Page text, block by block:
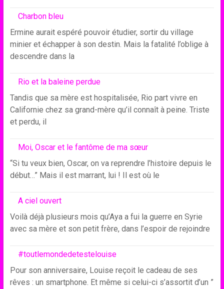
Charbon bleu
Ermine aurait espéré pouvoir étudier, sortir du village
minier et échapper à son destin. Mais la fatalité l’oblige à
descendre dans la
Rio et la baleine perdue
Tandis que sa mère est hospitalisée, Rio part vivre en
Californie chez sa grand-mère qu’il connaît à peine. Triste
et perdu, il
Moi, Oscar et le fantôme de ma sœur
“Si tu veux bien, Oscar, on va reprendre l’histoire depuis le
début…” Mais il est marrant, lui ! Il est où le
A ciel ouvert
Voilà déjà plusieurs mois qu’Aya a fui la guerre en Syrie
avec sa mère et son petit frère, dans l’espoir de rejoindre
#toutlemondedetestelouise
Pour son anniversaire, Louise reçoit le cadeau de ses
rêves : un smartphone. Et même si celui-ci s’assortit d’un ”